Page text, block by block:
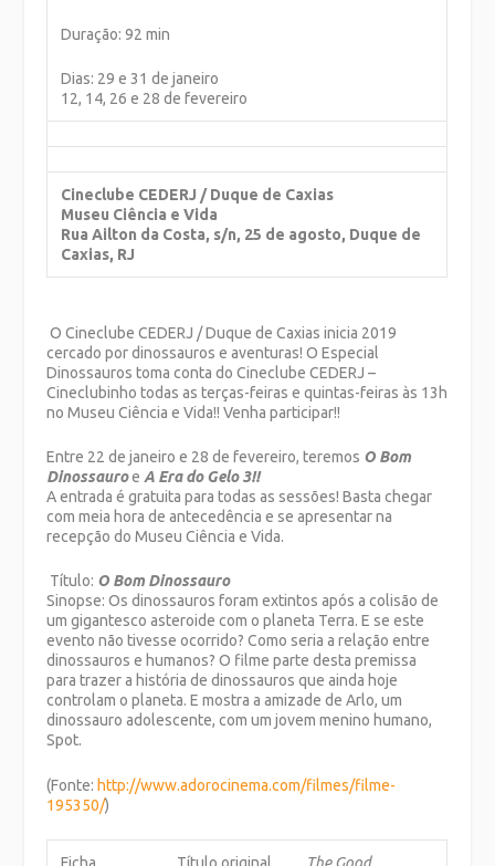
Duração: 92 min
Dias: 29 e 31 de janeiro
12, 14, 26 e 28 de fevereiro
Cineclube CEDERJ / Duque de Caxias
Museu Ciência e Vida
Rua Ailton da Costa, s/n, 25 de agosto, Duque de
Caxias, RJ
O Cineclube CEDERJ / Duque de Caxias inicia 2019
cercado por dinossauros e aventuras! O Especial
Dinossauros toma conta do Cineclube CEDERJ –
Cineclubinho todas as terças-feiras e quintas-feiras às 13h
no Museu Ciência e Vida!! Venha participar!!
Entre 22 de janeiro e 28 de fevereiro, teremos O Bom
Dinossauroe A Era do Gelo 3!!
A entrada é gratuita para todas as sessões! Basta chegar
com meia hora de antecedência e se apresentar na
recepção do Museu Ciência e Vida.
Título: O Bom Dinossauro
Sinopse: Os dinossauros foram extintos após a colisão de
um gigantesco asteroide com o planeta Terra. E se este
evento não tivesse ocorrido? Como seria a relação entre
dinossauros e humanos? O filme parte desta premissa
para trazer a história de dinossauros que ainda hoje
controlam o planeta. E mostra a amizade de Arlo, um
dinossauro adolescente, com um jovem menino humano,
Spot.
(Fonte: http://www.adorocinema.com/filmes/filme-
195350/)